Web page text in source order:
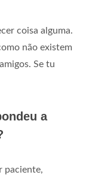
coisa alguma.
não existem
Se tu
a
paciente,